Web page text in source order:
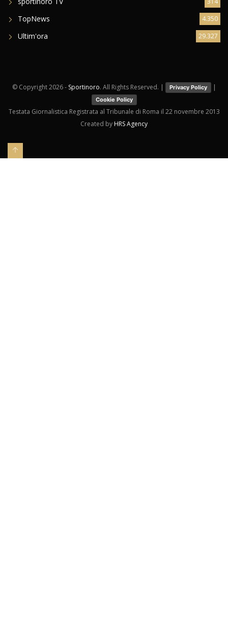
TopNews 4.350
Ultim'ora 29.327
© Copyright2026 - Sportinoro. All Rights Reserved. | Privacy Policy |
Cookie Policy
Testata Giornalistica Registrata al Tribunale di Roma il 22 novembre 2013
Created by HRS Agency